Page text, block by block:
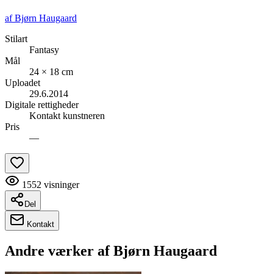
afBjørn Haugaard
Stilart
Fantasy
Mål
24 × 18 cm
Uploadet
29.6.2014
Digitale rettigheder
Kontakt kunstneren
Pris
—
1552 visninger
Del
Kontakt
Andre værker afBjørn Haugaard